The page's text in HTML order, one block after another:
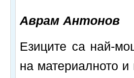
Аврам Антонов
Езиците са най-
на материалното и